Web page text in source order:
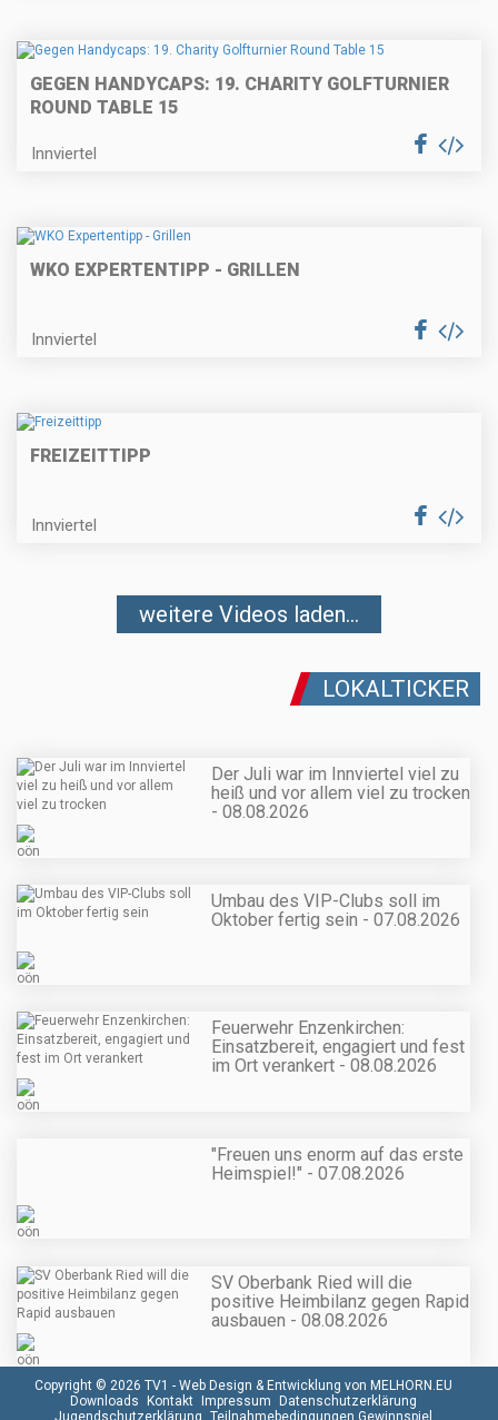
GEGEN HANDYCAPS: 19. CHARITY GOLFTURNIER
ROUND TABLE 15
Innviertel
WKO EXPERTENTIPP - GRILLEN
Innviertel
FREIZEITTIPP
Innviertel
weitere Videos laden...
LOKALTICKER
Der Juli war im Innviertel viel zu
heiß und vor allem viel zu trocken
- 08.08.2026
Umbau des VIP-Clubs soll im
Oktober fertig sein - 07.08.2026
Feuerwehr Enzenkirchen:
Einsatzbereit, engagiert und fest
im Ort verankert - 08.08.2026
"Freuen uns enorm auf das erste
Heimspiel!" - 07.08.2026
SV Oberbank Ried will die
positive Heimbilanz gegen Rapid
ausbauen - 08.08.2026
Copyright © 2026 TV1 - Web Design & Entwicklung von MELHORN.EU
Downloads Kontakt Impressum Datenschutzerklärung
Jugendschutzerklärung Teilnahmebedingungen Gewinnspiel